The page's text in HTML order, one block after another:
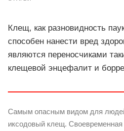
Клещ, как разновидность
способен нанести вред
являются переносчиками
клещевой энцефалит и
Самым опасным видом для
иксодовый клещ. Своевременная